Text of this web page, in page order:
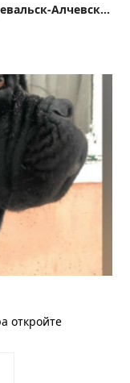
Информационный Центр Перевальск-Алчевск|ЛНР|LPR|
откройте